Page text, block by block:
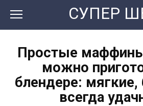
контенту
СУПЕР
Простые
можно
блендере:
всегда